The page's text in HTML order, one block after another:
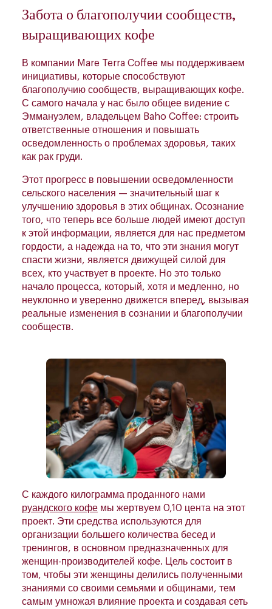
Забота о благополучии сообществ,
выращивающих кофе
В компании Mare Terra Coffee мы поддерживаем
инициативы, которые способствуют
благополучию сообществ, выращивающих кофе.
С самого начала у нас было общее видение с
Эммануэлем, владельцем Baho Coffee: строить
ответственные отношения и повышать
осведомленность о проблемах здоровья, таких
как рак груди.
Этот прогресс в повышении осведомленности
сельского населения — значительный шаг к
улучшению здоровья в этих общинах. Осознание
того, что теперь все больше людей имеют доступ
к этой информации, является для нас предметом
гордости, а надежда на то, что эти знания могут
спасти жизни, является движущей силой для
всех, кто участвует в проекте. Но это только
начало процесса, который, хотя и медленно, но
неуклонно и уверенно движется вперед, вызывая
реальные изменения в сознании и благополучии
сообществ.
С каждого килограмма проданного нами
руандского кофе мы жертвуем 0,10 цента на этот
проект. Эти средства используются для
организации большего количества бесед и
тренингов, в основном предназначенных для
женщин-производителей кофе. Цель состоит в
том, чтобы эти женщины делились полученными
знаниями со своими семьями и общинами, тем
самым умножая влияние проекта и создавая сеть